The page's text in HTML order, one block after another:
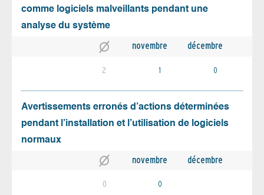
comme logiciels malveillants pendant une
analyse du système
novembre décembre
2 1 0
Avertissements erronés d’actions déterminées
pendant l’installation et l’utilisation de logiciels
normaux
novembre décembre
0 0